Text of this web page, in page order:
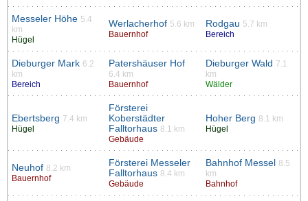
Messeler Höhe 5.4
km
Hügel
Werlacherhof 5.6 km
Bauernhof
Rodgau 5.7 km
Bereich
Dieburger Mark 6.2
km
Bereich
Patershäuser Hof
6.4 km
Bauernhof
Dieburger Wald 7.1
km
Wälder
Ebertsberg 7.4 km
Hügel
Försterei
Koberstädter
Falltorhaus 8.1 km
Gebäude
Hoher Berg 8.1 km
Hügel
Neuhof 8.2 km
Bauernhof
Försterei Messeler
Falltorhaus 8.4 km
Gebäude
Bahnhof Messel
8.5
km
Bahnhof